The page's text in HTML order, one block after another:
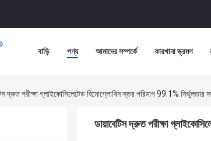
বাড়ি পণ্য আমাদের সম্পর্কে কারখানা ভ্রমণ
দ্রুত পরীক্ষা গ্লাইকোসিলেটেড হিমোগ্লোবিন স্তর পরিমাপ 99.1% নির্ভুলতার
ডায়াবেটিস দ্রুত পরীক্ষা